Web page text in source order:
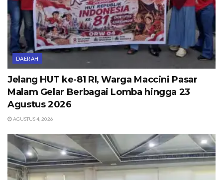
DAERAH
Jelang HUT ke-81 RI, Warga Maccini Pasar
Malam Gelar Berbagai Lomba hingga 23
Agustus 2026
AGUSTUS 4, 2026